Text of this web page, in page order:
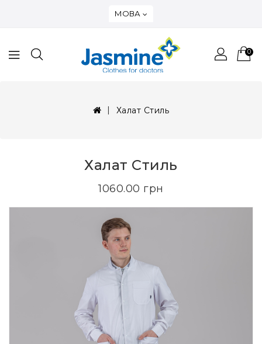
МОВА
0
Халат Стиль
Халат Стиль
1060.00 грн